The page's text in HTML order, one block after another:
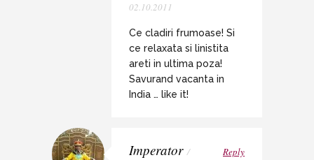
02.10.2011
Ce cladiri frumoase! Si
ce relaxata si linistita
areti in ultima poza!
Savurand vacanta in
India … like it!
Imperator /
Reply